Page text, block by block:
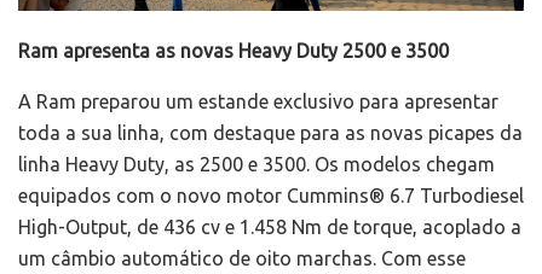
Ram apresenta as novas Heavy Duty 2500 e 3500
A Ram preparou um estande exclusivo para apresentar
toda a sua linha, com destaque para as novas picapes da
linha Heavy Duty, as 2500 e 3500. Os modelos chegam
equipados com o novo motor Cummins® 6.7 Turbodiesel
High-Output, de 436 cv e 1.458 Nm de torque, acoplado a
um câmbio automático de oito marchas. Com esse